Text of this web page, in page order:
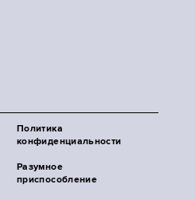
Политика
конфиденциальности
Разумное
приспособление